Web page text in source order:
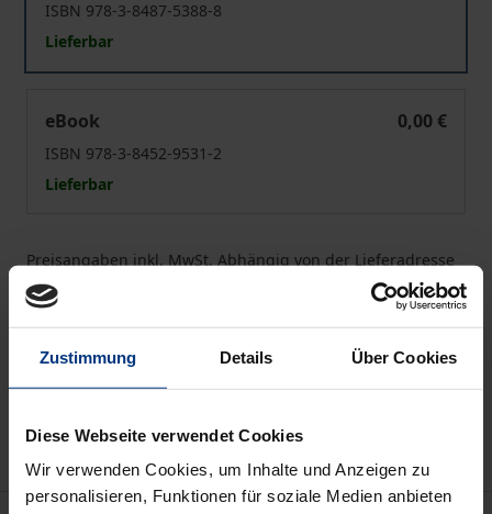
Zustimmung Details Über Cookies
Diese Webseite verwendet Cookies
Wir verwenden Cookies, um Inhalte und Anzeigen zu
personalisieren, Funktionen für soziale Medien anbieten
ISBN 978-3-8487-5388-8
Lieferbar
eBook
0,00 €
ISBN 978-3-8452-9531-2
Lieferbar
Preisangaben inkl. MwSt. Abhängig von der Lieferadresse
kann die MwSt. an der Kasse variieren.
Zur Wunschliste hinzufügen